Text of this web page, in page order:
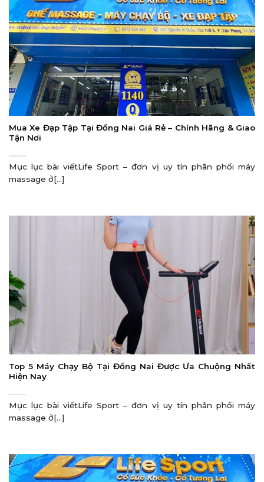
Mua Xe Đạp Tập Tại Đồng Nai Giá Rẻ – Chính Hãng & Giao
Tận Nơi
Mục lục bài viếtLife Sport – đơn vị uy tín phân phối máy
massage ở[...]
Top 5 Máy Chạy Bộ Tại Đồng Nai Được Ưa Chuộng Nhất
Hiện Nay
Mục lục bài viếtLife Sport – đơn vị uy tín phân phối máy
massage ở[...]